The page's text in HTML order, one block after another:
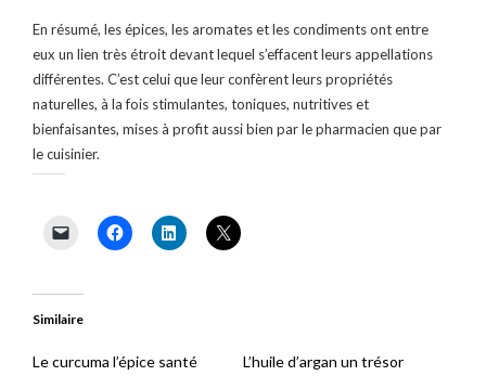
En résumé, les épices, les aromates et les condiments ont entre
eux un lien très étroit devant lequel s’effacent leurs appellations
différentes. C’est celui que leur confèrent leurs propriétés
naturelles, à la fois stimulantes, toniques, nutritives et
bienfaisantes, mises à profit aussi bien par le pharmacien que par
le cuisinier.
Similaire
Le curcuma l’épice santé
L’huile d’argan un trésor